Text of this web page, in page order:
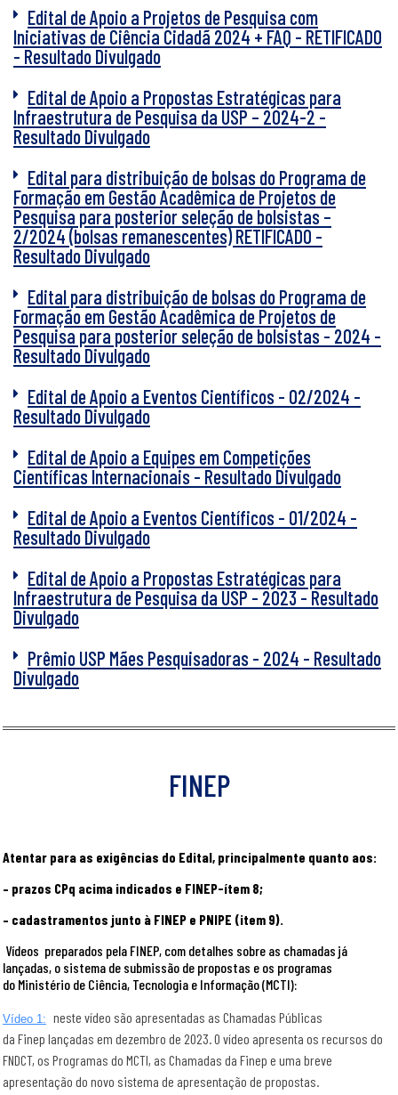
Edital de Apoio a Projetos de Pesquisa com
Iniciativas de Ciência Cidadã 2024 + FAQ - RETIFICADO
- Resultado Divulgado
Edital de Apoio a Propostas Estratégicas para
Infraestrutura de Pesquisa da USP – 2024-2 -
Resultado Divulgado
Edital para distribuição de bolsas do Programa de
Formação em Gestão Acadêmica de Projetos de
Pesquisa para posterior seleção de bolsistas –
2/2024 (bolsas remanescentes) RETIFICADO -
Resultado Divulgado
Edital para distribuição de bolsas do Programa de
Formação em Gestão Acadêmica de Projetos de
Pesquisa para posterior seleção de bolsistas - 2024 -
Resultado Divulgado
Edital de Apoio a Eventos Científicos - 02/2024 -
Resultado Divulgado
Edital de Apoio a Equipes em Competições
Científicas Internacionais - Resultado Divulgado
Edital de Apoio a Eventos Científicos - 01/2024 -
Resultado Divulgado
Edital de Apoio a Propostas Estratégicas para
Infraestrutura de Pesquisa da USP - 2023 - Resultado
Divulgado
Prêmio USP Mães Pesquisadoras - 2024 - Resultado
Divulgado
FINEP
Atentar para as exigências do Edital, principalmente quanto aos:
– prazos CPq acima indicados e FINEP-ítem 8;
– cadastramentos junto à FINEP e PNIPE (item 9).
Vídeos preparados pela FINEP, com detalhes sobre as chamadas já
lançadas, o sistema de submissão de propostas e os programas
do Ministério de Ciência, Tecnologia e Informação (MCTI):
Vídeo 1: neste vídeo são apresentadas as Chamadas Públicas
da Finep lançadas em dezembro de 2023. O vídeo apresenta os recursos do
FNDCT, os Programas do MCTI, as Chamadas da Finep e uma breve
apresentação do novo sistema de apresentação de propostas.